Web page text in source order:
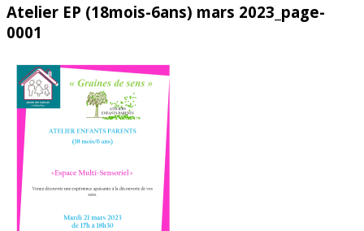
Atelier EP (18mois-6ans) mars 2023_page-
0001